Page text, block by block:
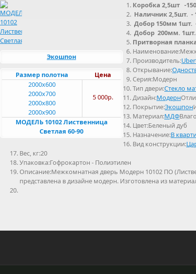
Экошпон
Цена
Размер полотна
5 000р.
2000x600
2000x700
2000x800
2000x900
МОДЕЛЬ 10102 Лиственница
Светлая 60-90
Коробка 2,5шт -
Наличник 2,5шт. -
Добор 150мм 1шт.
Добор 200мм. 1шт.
Притворная
Производитель:
Открывание:
Серия:Модерн
Тип двери:Стекло
Дизайн:Модерн
Покрытие:Экошпон
Материал:МДФ
Цвет:Беленый дуб
Назначение:В
Вид конструкции:
Вес, кг:20
Упаковка:Гофрокартон - Полиэтилен
Описание:Межкомнатная дверь Модерн 10102 ПО
представлена в дизайне модерн. Изготовлена из